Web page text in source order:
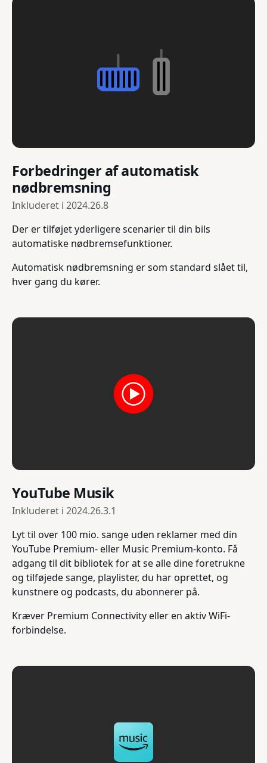
Forbedringer af automatisk
nødbremsning
Inkluderet i 2024.26.8
Der er tilføjet yderligere scenarier til din bils
automatiske nødbremsefunktioner.
Automatisk nødbremsning er som standard slået til,
hver gang du kører.
YouTube Musik
Inkluderet i 2024.26.3.1
Lyt til over 100 mio. sange uden reklamer med din
YouTube Premium- eller Music Premium-konto. Få
adgang til dit bibliotek for at se alle dine foretrukne
og tilføjede sange, playlister, du har oprettet, og
kunstnere og podcasts, du abonnerer på.
Kræver Premium Connectivity eller en aktiv WiFi-
forbindelse.